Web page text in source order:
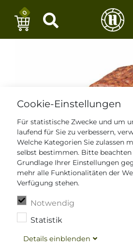
Cookie-Einstellungen
Für statistische Zwecke und um
laufend für Sie zu verbessern,
Welche Kategorien Sie zulassen
selbst bestimmen. Bitte beachten
Grundlage Ihrer Einstellungen
mehr alle Funktionalitäten der
Verfügung stehen.
Notwendig
Statistik
Details einblenden
0
Wurst Bayerischer